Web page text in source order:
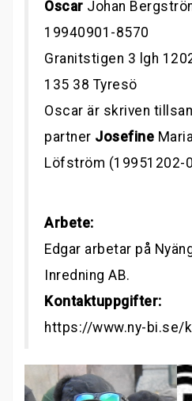
Oscar Johan
19940901-8570
Granitstigen 3 lgh
135 38 Tyresö
Oscar är skriven
partner Josefine
Löfström (19951202-
Arbete:
Edgar arbetar på
Inredning AB.
Kontaktuppgifter:
https://www.ny-bi.se/